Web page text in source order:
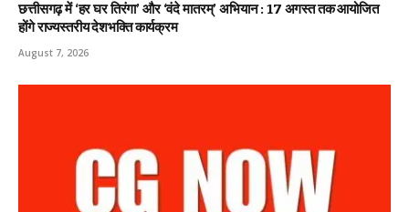
छत्तीसगढ़ में ‘हर घर तिरंगा’ और ‘वंदे मातरम्’ अभियान : 17 अगस्त तक आयोजित
होंगे राज्यस्तरीय देशभक्ति कार्यक्रम
August 7, 2026